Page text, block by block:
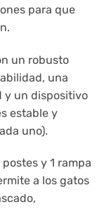
para que
un robusto
una
y un dispositivo
estable y
uno).
postes y 1 rampa
a los gatos